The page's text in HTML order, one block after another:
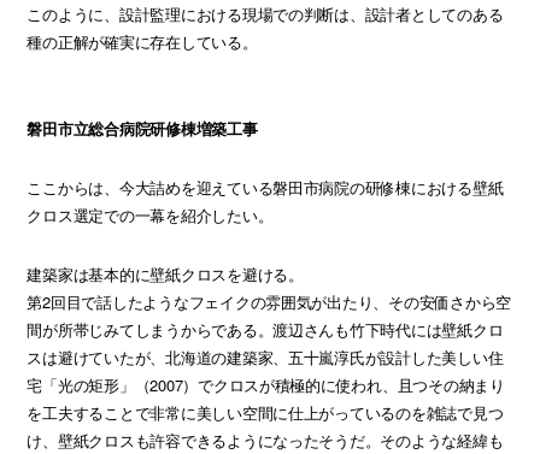
このように、設計監理における現場での判断は、設計者としてのある
種の正解が確実に存在している。
磐田市立総合病院研修棟増築工事
ここからは、今大詰めを迎えている磐田市病院の研修棟における壁紙
クロス選定での一幕を紹介したい。
建築家は基本的に壁紙クロスを避ける。
第2回目で話したようなフェイクの雰囲気が出たり、その安価さから空
間が所帯じみてしまうからである。渡辺さんも竹下時代には壁紙クロ
スは避けていたが、北海道の建築家、五十嵐淳氏が設計した美しい住
宅「光の矩形」（2007）でクロスが積極的に使われ、且つその納まり
を工夫することで非常に美しい空間に仕上がっているのを雑誌で見つ
け、壁紙クロスも許容できるようになったそうだ。そのような経緯も